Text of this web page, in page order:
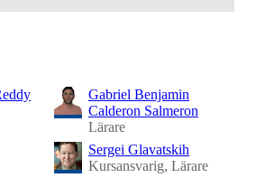
Gabriel Benjamin
Calderon Salmeron
Lärare
Sergei Glavatskih
Kursansvarig, Lärare